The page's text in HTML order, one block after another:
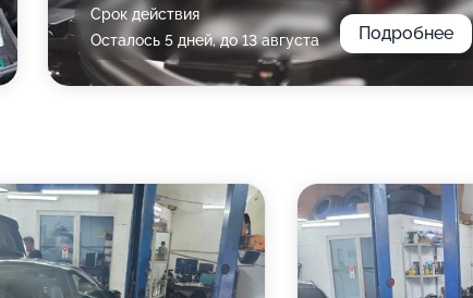
Срок действия
Осталось 5 дней, до 13 августа
Подробнее